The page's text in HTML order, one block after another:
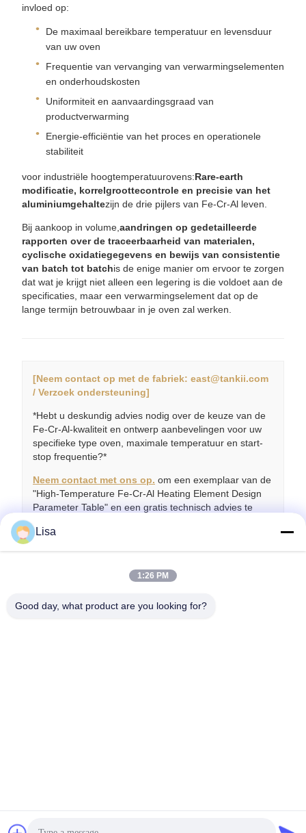
invloed op:
De maximaal bereikbare temperatuur en levensduur
van uw oven
Frequentie van vervanging van verwarmingselementen
en onderhoudskosten
Uniformiteit en aanvaardingsgraad van
productverwarming
Energie-efficiëntie van het proces en operationele
stabiliteit
voor industriële hoogtemperatuurovens:Rare-earth
modificatie, korrelgroottecontrole en precisie van het
aluminiumgehaltezijn de drie pijlers van Fe-Cr-Al leven.
Bij aankoop in volume, aandringen op gedetailleerde
rapporten over de traceerbaarheid van materialen,
cyclische oxidatiegegevens en bewijs van consistentie
van batch tot batchis de enige manier om ervoor te zorgen
dat wat je krijgt niet alleen een legering is die voldoet aan de
specificaties, maar een verwarmingselement dat op de
lange termijn betrouwbaar in je oven zal werken.
[Neem contact op met de fabriek: east@tankii.com
/ Verzoek ondersteuning]
*Hebt u deskundig advies nodig over de keuze van de
Fe-Cr-Al-kwaliteit en ontwerp aanbevelingen voor uw
specifieke type oven, maximale temperatuur en start-
stop frequentie?*
Neem contact met ons op. om een exemplaar van de
"High-Temperature Fe-Cr-Al Heating Element Design
Parameter Table" en een gratis technisch advies te
Lisa
1:26 PM
Good day, what product are you looking for?